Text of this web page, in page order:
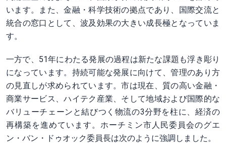
います。また、金融・科学技術の拠点であり、国際交流と
統合の窓口として、波及効果の大きい成長極となっていま
す。
一方で、51年にわたる発展の過程は新たな課題も浮き彫り
になっています。持続可能な発展に向けて、管理のあり方
の見直しが求められています。市は現在、質の高い金融・
商業サービス、ハイテク産業、そして地域および国際的な
バリューチェーンと結びつく物流の3分野を柱に、経済の
再構築を進めています。ホーチミン市人民委員会のグエ
ン・バン・ドゥオック委員長は次のように強調しました。